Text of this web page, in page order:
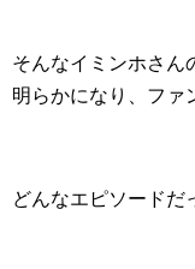
そんなイミンホさん
明らかになり、ファ
どんなエピソードだ